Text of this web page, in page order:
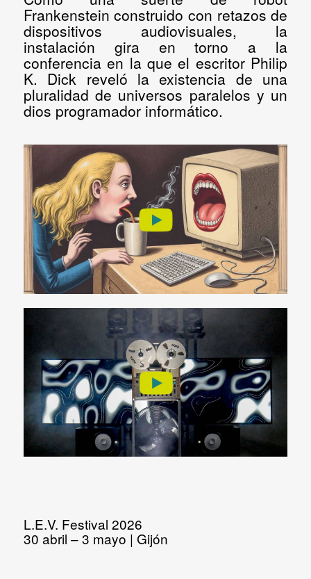
Frankenstein construido con retazos de
dispositivos audiovisuales, la
instalación gira en torno a la
conferencia en la que el escritor Philip
K. Dick reveló la existencia de una
pluralidad de universos paralelos y un
dios programador informático.
L.E.V. Festival 2026
30 abril – 3 mayo | Gijón